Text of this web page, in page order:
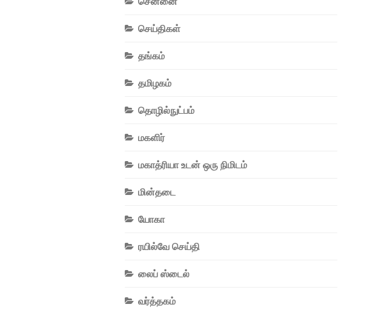
செய்திகள்
தங்கம்
தமிழகம்
தொழில்நுட்பம்
மகளிர்
மகாத்ரியா உடன் ஒரு நிமிடம்
மின்தடை
யோகா
ரயில்வே செய்தி
லைப் ஸ்டைல்
வர்த்தகம்